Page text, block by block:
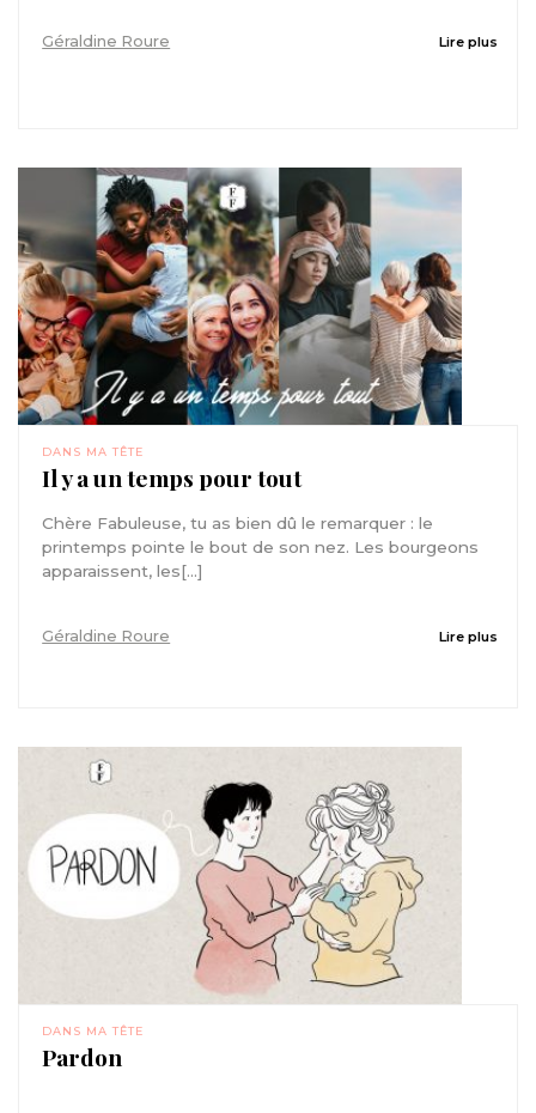
Géraldine Roure Lire plus
DANS MA TÊTE
Il y a un temps pour tout
Chère Fabuleuse, tu as bien dû le remarquer : le
printemps pointe le bout de son nez. Les bourgeons
apparaissent, les[...]
Géraldine Roure Lire plus
DANS MA TÊTE
Pardon